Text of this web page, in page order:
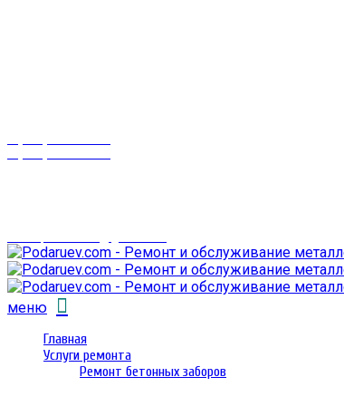
меню
Главная
Услуги ремонта
Ремонт бетонных заборов